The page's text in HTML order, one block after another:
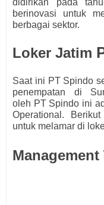
didirikan pada
berinovasi untuk
berbagai sektor.
Loker Jatim
Saat ini PT Spindo s
penempatan di
oleh PT Spindo ini
Operational.
untuk melamar di